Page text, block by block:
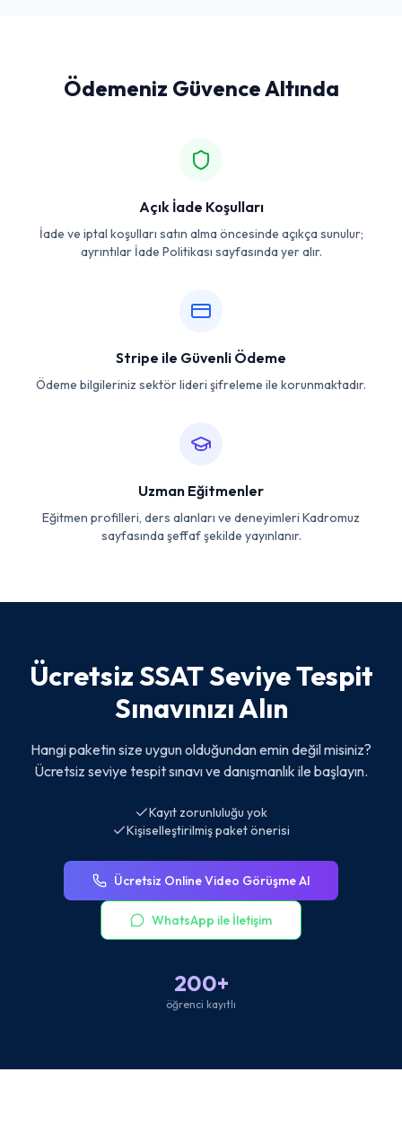
Ödemeniz Güvence Altında
Açık İade Koşulları
İade ve iptal koşulları satın alma öncesinde açıkça sunulur;
ayrıntılar İade Politikası sayfasında yer alır.
Stripe ile Güvenli Ödeme
Ödeme bilgileriniz sektör lideri şifreleme ile korunmaktadır.
Uzman Eğitmenler
Eğitmen profilleri, ders alanları ve deneyimleri Kadromuz
sayfasında şeffaf şekilde yayınlanır.
Ücretsiz SSAT Seviye Tespit
Sınavınızı Alın
Hangi paketin size uygun olduğundan emin değil misiniz?
Ücretsiz seviye tespit sınavı ve danışmanlık ile başlayın.
Kayıt zorunluluğu yok
Kişiselleştirilmiş paket önerisi
Ücretsiz Online Video Görüşme Al
WhatsApp ile İletişim
200+
öğrenci kayıtlı